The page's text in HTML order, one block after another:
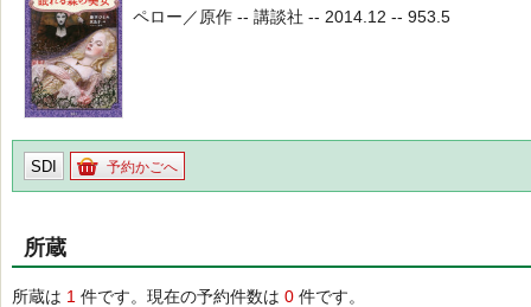
ペロー／原作 -- 講談社 -- 2014.12 -- 953.5
SDI 予約かごへ
所蔵
所蔵は 1 件です。現在の予約件数は 0 件です。